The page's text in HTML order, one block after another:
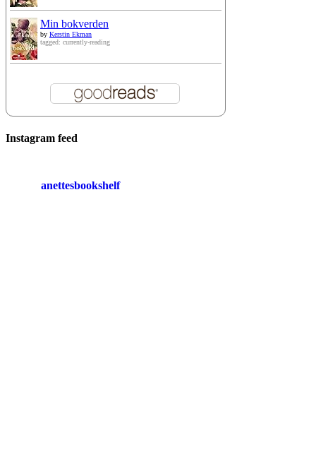
Min bokverden
by Kerstin Ekman
tagged: currently-reading
Instagram feed
anettesbookshelf